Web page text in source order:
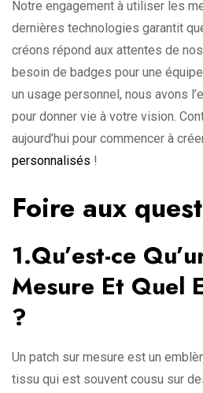
Notre engagement à utiliser les
dernières technologies garantit
créons répond aux attentes de
besoin de badges pour une
un usage personnel, nous avons
pour donner vie à votre vision.
aujourd’hui pour commencer à
personnalisés !
Foire aux
1.Qu’est-ce
Mesure Et Quel
?
Un patch sur mesure est un
tissu qui est souvent cousu sur